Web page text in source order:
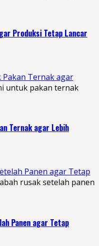
Produksi Tetap Lancar
Ternak agar
Ternak agar Lebih
Panen agar Tetap
Panen agar Tetap